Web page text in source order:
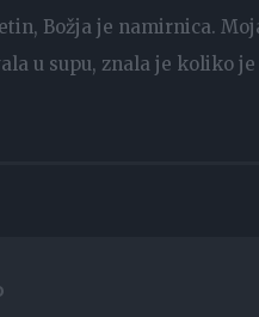
Božja je namirnica.
u supu, znala je koliko je